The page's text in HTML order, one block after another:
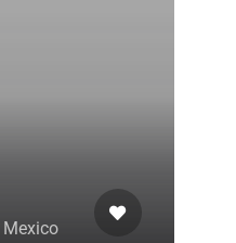
Mexico